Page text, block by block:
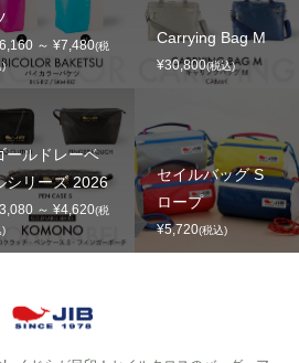
～ ¥7,480(税
)
Carrying Bag M
¥30,800(税込)
ールドレーベ
シリーズ 2026
～ ¥4,620(税
)
セイルバッグ S
ロープ
¥5,720(税込)